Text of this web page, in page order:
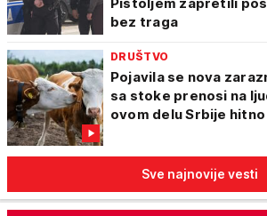
bez traga
DRUŠTVO
Pojavila se nova
sa stoke prenosi na
ovom delu Srbije
Sve najnovije vesti